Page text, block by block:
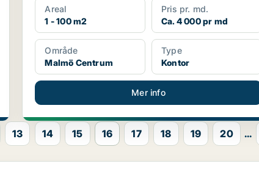
Areal
1 - 100 m2
Pris pr. md.
Ca. 4 000 pr md
Område
Malmö Centrum
Type
Kontor
Mer info
13 14 15 16 17 18 19 20 ...